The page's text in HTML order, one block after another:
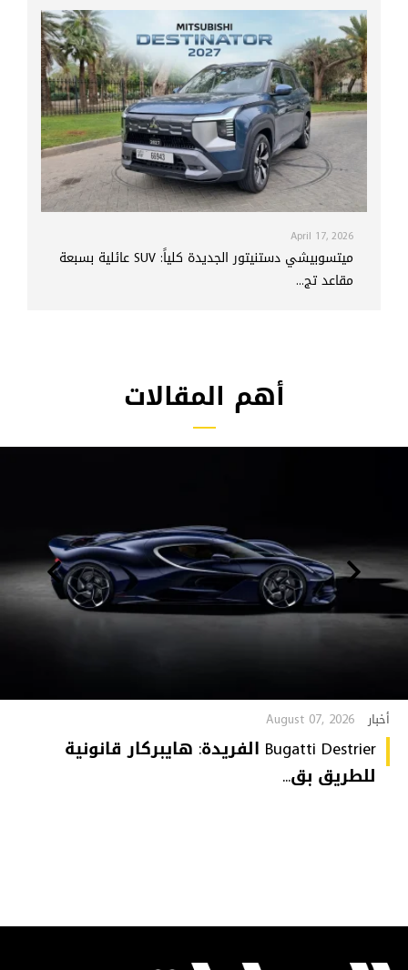
April 17, 2026
ميتسوبيشي دستنيتور الجديدة كلياً: SUV عائلية بسبعة
مقاعد تج...
أهم المقالات
أخبار August 07, 2026
Bugatti Destrier الفريدة: هايبركار قانونية
للطريق بق...